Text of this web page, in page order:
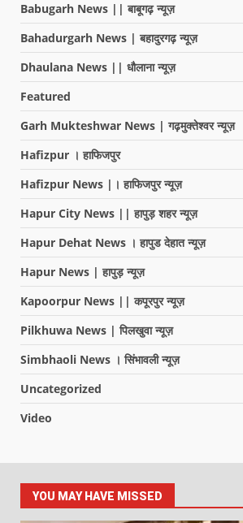
Babugarh News || बाबूगढ़ न्यूज़
Bahadurgarh News | बहादुरगढ़ न्यूज़
Dhaulana News || धौलाना न्यूज़
Featured
Garh Mukteshwar News | गढ़मुक्तेश्वर न्यूज़
Hafizpur । हाफिजपुर
Hafizpur News |। हाफिजपुर न्यूज़
Hapur City News || हापुड़ शहर न्यूज़
Hapur Dehat News । हापुड देहात न्यूज़
Hapur News | हापुड़ न्यूज़
Kapoorpur News || कपूरपुर न्यूज़
Pilkhuwa News | पिलखुवा न्यूज़
Simbhaoli News । सिंभावली न्यूज़
Uncategorized
Video
YOU MAY HAVE MISSED